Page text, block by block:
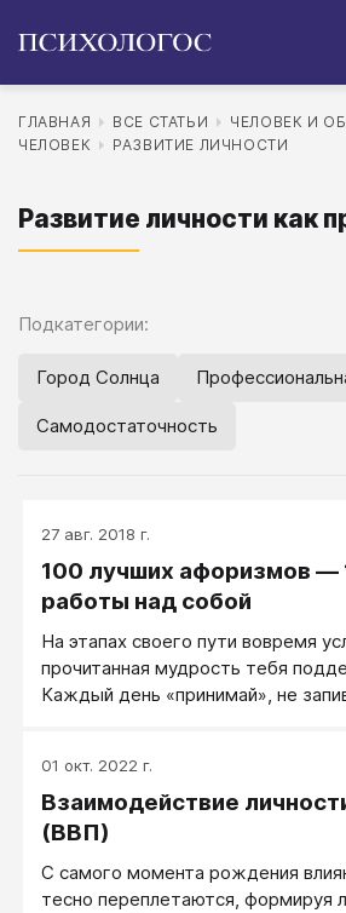
ГЛАВНАЯ ВСЕ СТАТЬИ
ЧЕЛОВЕК И
ЧЕЛОВЕК
РАЗВИТИЕ ЛИЧНОСТИ
Развитие личности как
Подкатегории:
Город Солнца
Самодостаточность
27 авг. 2018 г.
100 лучших афоризмов —
работы над собой
На этапах своего пути вовремя
прочитанная мудрость тебя
Каждый день «принимай», не
01 окт. 2022 г.
Взаимодействие
(ВВП)
С самого момента рождения
тесно переплетаются, формируя